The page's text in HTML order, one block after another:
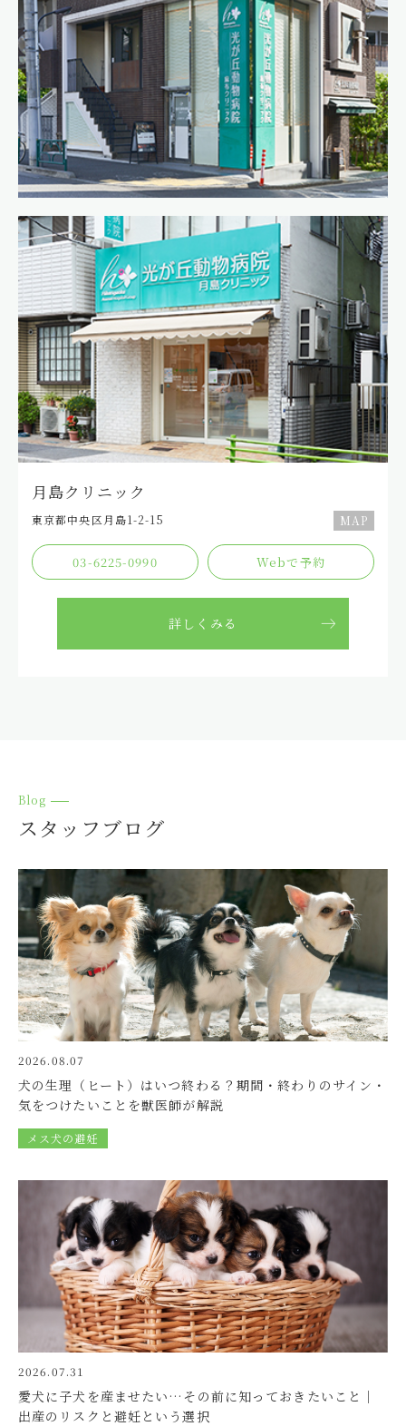
２月２日の診療についてのお知らせ
2025.01.11 グループ
練馬本院 休診時間のお知らせ
2025.01.03 グループ
練馬本院 1月1日からのお問い合わせメールについて
2024.12.30 グループ
はみがきクーポンのお知らせ
2024.12.25 とくまる
【とくまる】年末年始の時間短縮のおしらせ
2024.12.23 グループ
ワンクリーンクーポンのお知らせ
2024.12.16 グループ
2024.12.12 グループ
練馬本院 診察時間短縮＆昼の休診時間のお知らせ
2024.12.09
ノミダニ予防クーポンのお知らせ
2024.11.16 グループ
2024.11.16 グループ
練馬本院 お昼の休診時間のお知らせ
2024.11.11 グループ
アンチノールクーポンのお知らせ
2024.11.06 グループ
ライトクリーンクーポンのお知らせ
2024.11.01 グループ
ワンクリーンクーポンのお知らせ
2024.10.24 グループ
練馬本院 休診時間のお知らせ
2024.10.14 グループ
「ダームワン」 「ヒノケアシャンプー」 「ヒノケアロー
ション」のクーポンのお知らせ
⽉島クリニック
東京都中央区⽉島1-2-15 MAP
03-6225-0990 Webで予約
詳しくみる
Blog
スタッフブログ
2026.08.07
犬の生理（ヒート）はいつ終わる？期間・終わりのサイン・
気をつけたいことを獣医師が解説
メス犬の避妊
2026.07.31
愛犬に子犬を産ませたい…その前に知っておきたいこと｜
出産のリスクと避妊という選択